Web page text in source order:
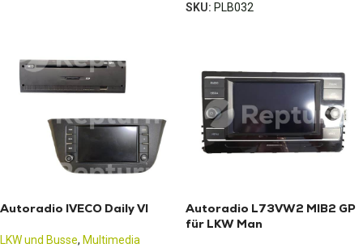
SKU: PLB032
Autoradio IVECO Daily VI
LKW und Busse, Multimedia
Autoradio L73VW2 MIB2 GP
für LKW Man